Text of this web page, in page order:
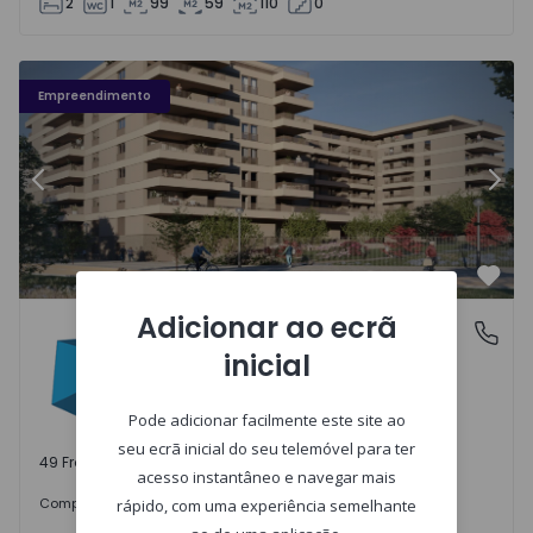
Empreendimento
Fachada PLENO JARDIM - 3
Anterior
Águas Santas, PortoPLENO JARDIM
Águas Santas, Porto
49 Frações disponíveis
Comprar desde 242.000 €
Adicionar ao ecrã
inicial
Pode adicionar facilmente este site ao
seu ecrã inicial do seu telemóvel para ter
acesso instantâneo e navegar mais
rápido, com uma experiência semelhante